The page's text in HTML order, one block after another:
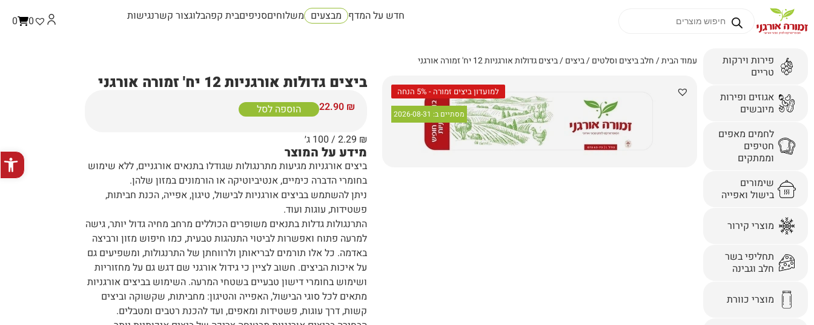
פתח
0 0 חדש על המדף מבצעים משלוחיםסניפיםבית קפהבלוגצור קשרנגישות
פירות וירקות
טריים
אגוזים ופירות
מיובשים
לחמים מאפים
חטיפים
וממתקים
שימורים
בישול ואפייה
מוצרי קירור
תחליפי בשר
חלב וגבינה
מוצרי כוורת
עמוד הבית/חלב ביצים וסלטים/ביצים/ ביצים גדולות אורגניות 12 יח' זמורה אורגני
למועדון ביצים זמורה - 5% הנחה
מסתיים ב: 2026-08-31
ביצים גדולות אורגניות 12 יח' זמורה אורגני
22.90 ₪ הוספה לסל
2.29 ₪ / 100 ג׳
מידע על המוצר
ביצים אורגניות מגיעות מתרנגולות שגודלו בתנאים אורגניים, ללא שימוש
בחומרי הדברה כימיים, אנטיביוטיקה או הורמונים במזון שלהן.
ניתן להשתמש בביצים אורגניות לבישול, טיגון, אפייה, הכנת חביתות,
פשטידות, עוגות ועוד.
התרנגולות גדלות בתנאים משופרים הכוללים מרחב מחיה גדול יותר, גישה
למרעה פתוח ואפשרות לביטוי התנהגות טבעית, כמו חיפוש מזון ורביצה
באדמה. כל אלו תורמים לבריאותן ולרווחתן של התרנגולות, ומשפיעים גם
על איכות הביצים. חשוב לציין כי גידול אורגני שם דגש גם על מחזוריות
ושימוש בחומרי דישון טבעיים בשטחי המרעה. השימוש בביצים אורגניות
מתאים לכל סוגי הבישול, האפייה והטיגון: מחביתות, שקשוקה וביצים
קשות, דרך עוגות, פשטידות ומאפים, ועד להכנת רטבים ומטבלים.